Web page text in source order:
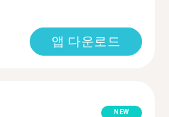
앱 다운로드
NEW